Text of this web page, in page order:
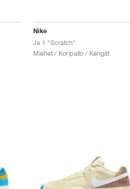
Nike
Ja 1 "Scratch"
Miehet / Koripallo / Kengät